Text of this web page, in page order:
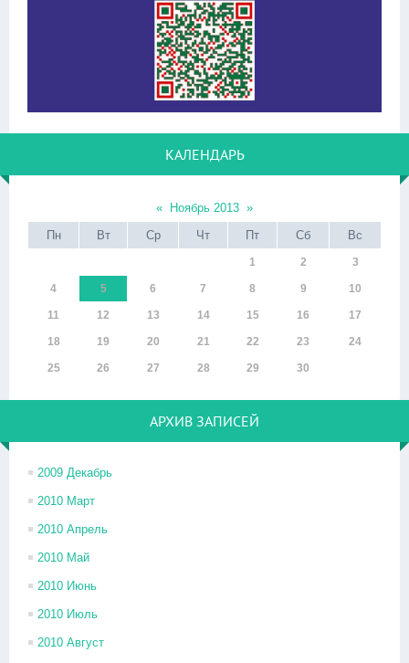
КАЛЕНДАРЬ
« Ноябрь 2013 »
Пн
Вт Ср Чт Пт Сб Вс
1 2 3
4 5 6 7 8 9 10
11 12 13 14 15 16 17
18 19 20 21 22 23 24
25 26 27 28 29 30
АРХИВ ЗАПИСЕЙ
2009 Декабрь
2010 Март
2010 Апрель
2010 Май
2010 Июнь
2010 Июль
2010 Август